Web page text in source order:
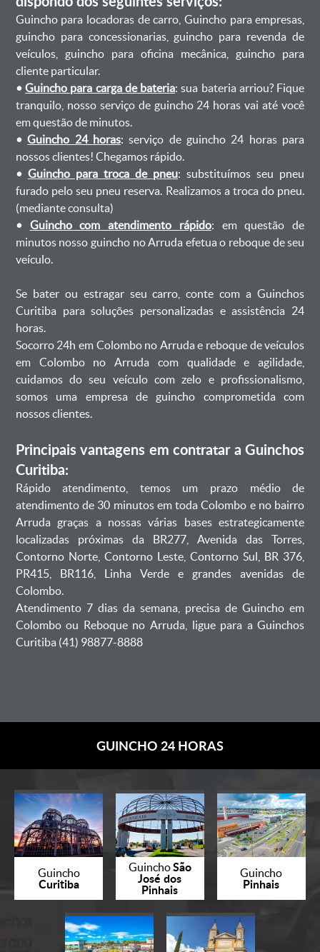
Guincho para locadoras de carro, Guincho para empresas,
guincho para concessionarias, guincho para revenda de
veículos, guincho para oficina mecânica, guincho para
cliente particular.
•Guincho para carga de bateria: sua bateria arriou? Fique
tranquilo, nosso serviço de guincho 24 horas vai até você
em questão de minutos.
•Guincho 24 horas: serviço de guincho 24 horas para
nossos clientes! Chegamos rápido.
• Guincho para troca de pneu: substituímos seu pneu
furado pelo seu pneu reserva. Realizamos a troca do pneu.
(mediante consulta)
• Guincho com atendimento rápido: em questão de
minutos nosso guincho no Arruda efetua o reboque de seu
veículo.
Se bater ou estragar seu carro, conte com a Guinchos
Curitiba para soluções personalizadas e assistência 24
horas.
Socorro 24h em Colombo no Arruda e reboque de veículos
em Colombo no Arruda com qualidade e agilidade,
cuidamos do seu veículo com zelo e profissionalismo,
somos uma empresa de guincho comprometida com
nossos clientes.
Principais vantagens em contratar a Guinchos
Curitiba:
Rápido atendimento, temos um prazo médio de
atendimento de 30 minutos em toda Colombo e no bairro
Arruda graças a nossas várias bases estrategicamente
localizadas próximas da BR277, Avenida das Torres,
Contorno Norte, Contorno Leste, Contorno Sul, BR 376,
PR415, BR116, Linha Verde e grandes avenidas de
Colombo.
Atendimento 7 dias da semana, precisa de Guincho em
Colombo ou Reboque no Arruda, ligue para a Guinchos
Curitiba (41) 98877-8888
GUINCHO 24 HORAS
Guincho
Curitiba
GuinchoSão
José dos
Pinhais
Guincho
Pinhais